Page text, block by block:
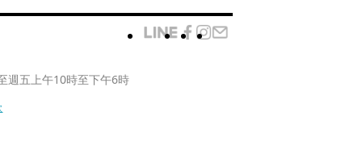
週五上午10時至下午6時